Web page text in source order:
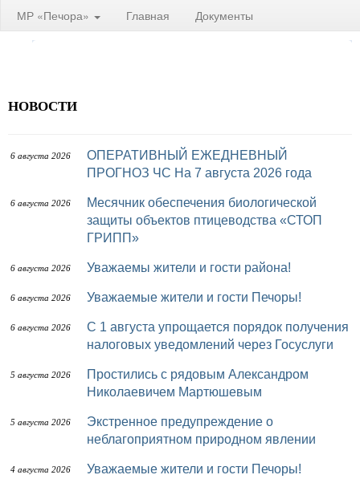
МР «Печора» Главная Документы
НОВОСТИ
6 августа 2026
ОПЕРАТИВНЫЙ ЕЖЕДНЕВНЫЙ
ПРОГНОЗ ЧС На 7 августа 2026 года
6 августа 2026
Месячник обеспечения биологической
защиты объектов птицеводства «СТОП
ГРИПП»
6 августа 2026 Уважаемы жители и гости района!
6 августа 2026 Уважаемые жители и гости Печоры!
6 августа 2026
С 1 августа упрощается порядок получения
налоговых уведомлений через Госуслуги
5 августа 2026
Простились с рядовым Александром
Николаевичем Мартюшевым
5 августа 2026
Экстренное предупреждение о
неблагоприятном природном явлении
4 августа 2026 Уважаемые жители и гости Печоры!